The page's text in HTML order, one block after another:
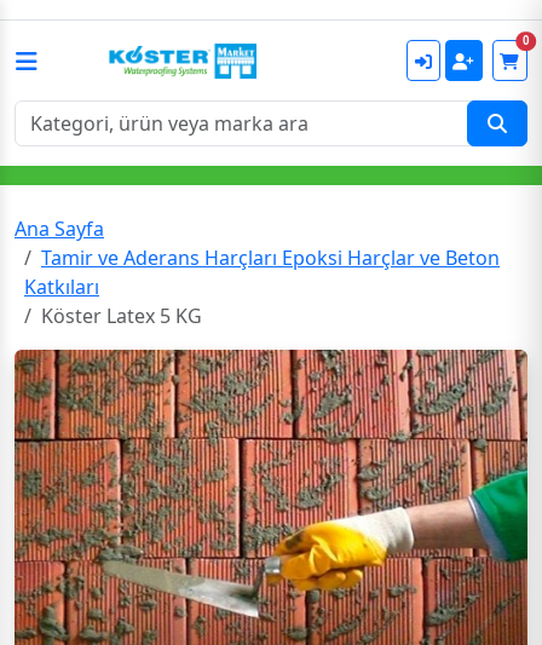
0
Ana Sayfa
Tamir ve Aderans Harçları Epoksi Harçlar ve Beton
Katkıları
Köster Latex 5 KG